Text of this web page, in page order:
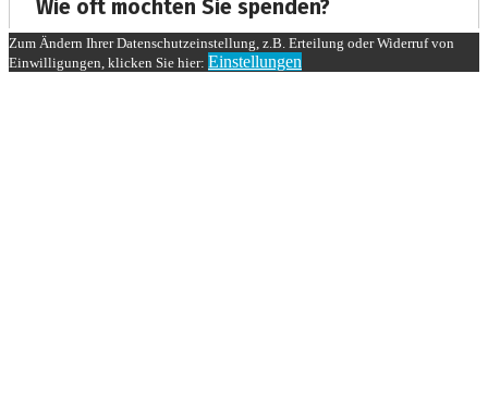
Zum Ändern Ihrer Datenschutzeinstellung, z.B. Erteilung oder Widerruf von
Einwilligungen, klicken Sie hier: Einstellungen